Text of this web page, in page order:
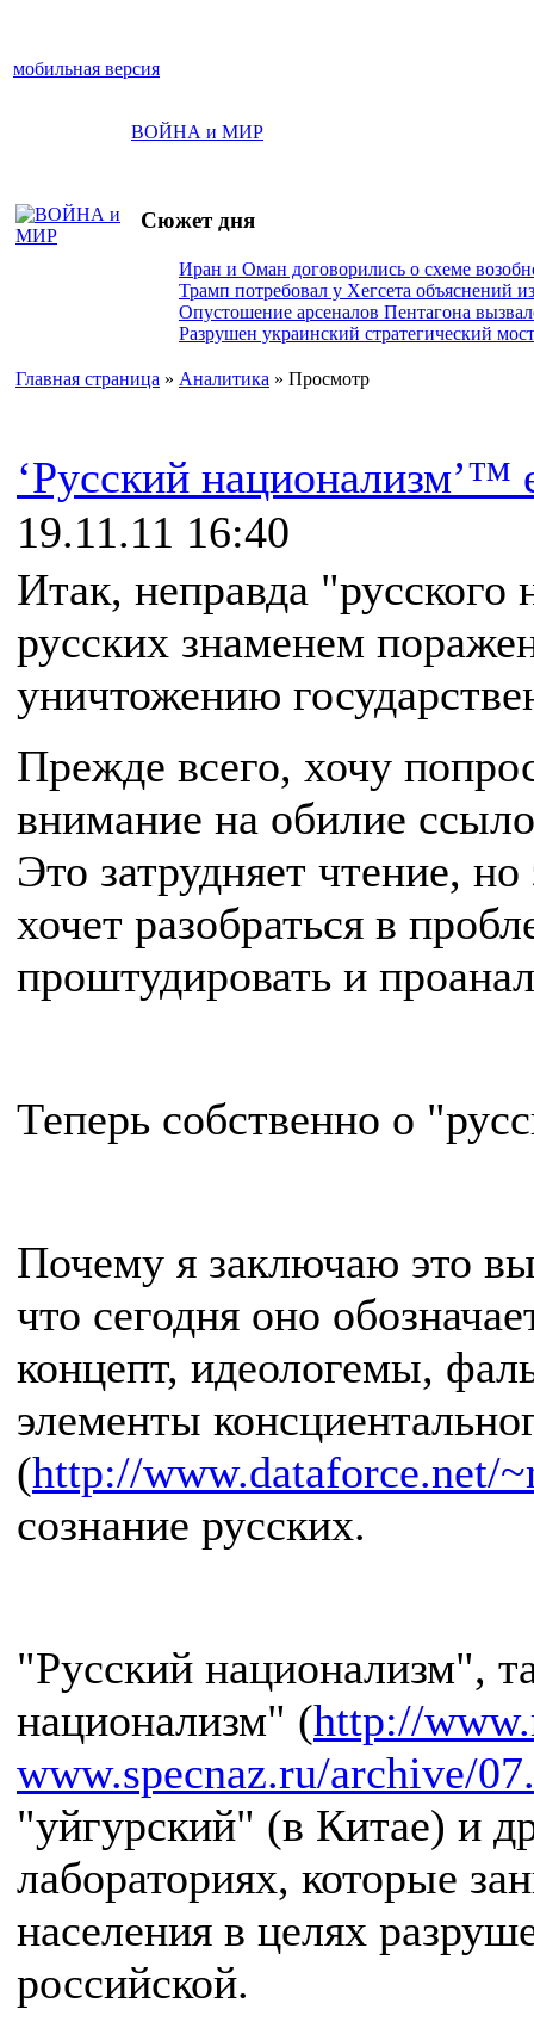
мобильная версия
ВОЙНА и МИР
Сюжет дня
Иран и Оман договорились о схеме
Трамп потребовал у Хегсета объяснений
Опустошение арсеналов Пентагона
Разрушен украинский стратегический
Главная страница » Аналитика » Просмотр
‘Русский национализм’™
19.11.11 16:40
Итак, неправда "русского
русских знаменем
уничтожению
Прежде всего, хочу
внимание на обилие
Это затрудняет чтение,
хочет разобраться в
проштудировать и
Теперь собственно о
Почему я заключаю это
что сегодня оно
концепт, идеологемы,
элементы
(http://www.dataforce.net/
сознание русских.
"Русский национализм",
национализм" (http://
www.specnaz.ru/archive/
"уйгурский" (в Китае) и
лабораториях, которые
населения в целях
российской.